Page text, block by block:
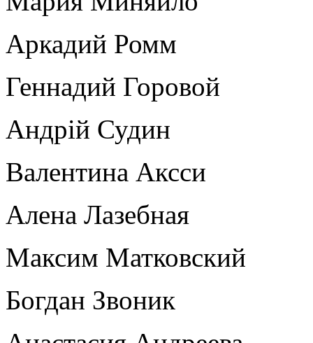
Аркадий Ромм
Геннадий Горовой
Андрій Судин
Валентина Аксси
Алена Лазебная
Максим Матковский
Богдан Звоник